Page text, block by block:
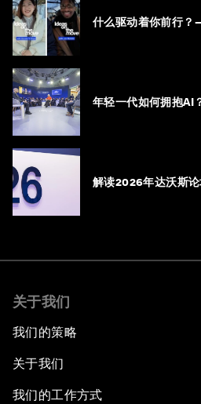
什么驱动着你前行
年轻一代如何拥抱AI
解读2026年达沃斯
关于我们
我们的策略
关于我们
我们的工作方式